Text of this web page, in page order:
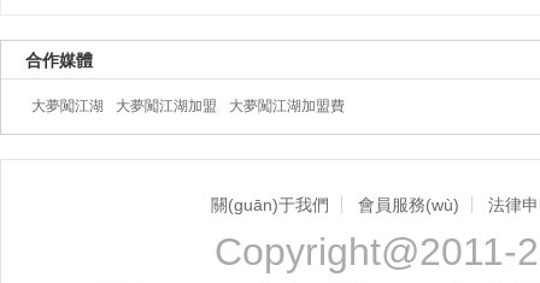
合作媒體
大夢闖江湖 大夢闖江湖加盟 大夢闖江湖加盟費
關(guān)于我們 會員服務(wù) 法律
Copyright@2011-